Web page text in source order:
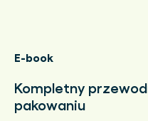
E-book
Kompletny
pakowaniu